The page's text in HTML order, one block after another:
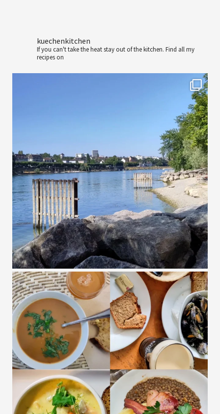
kuechenkitchen
If you can't take the heat stay out of the kitchen. Find all my
recipes on